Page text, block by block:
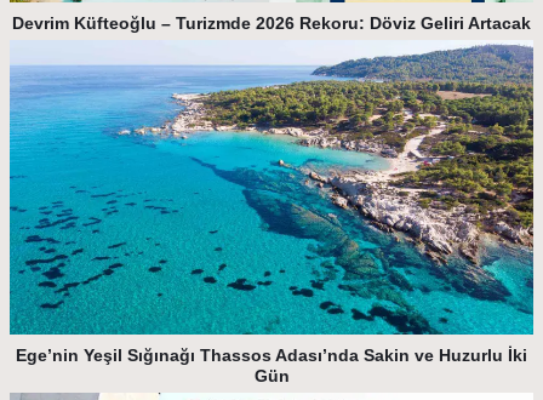
Devrim Küfteoğlu – Turizmde 2026 Rekoru: Döviz Geliri Artacak
Ege’nin Yeşil Sığınağı Thassos Adası’nda Sakin ve Huzurlu İki
Gün